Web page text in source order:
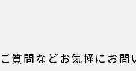
ご質問などお気軽にお問